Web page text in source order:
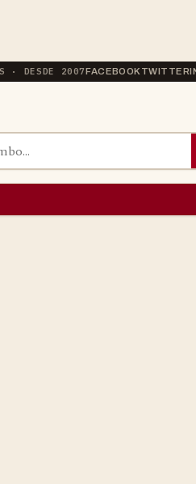
· DESDE 2007FACEBOOK TWITTER